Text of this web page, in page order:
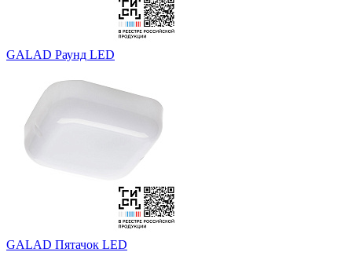
GALAD Раунд LED
GALAD Пятачок LED